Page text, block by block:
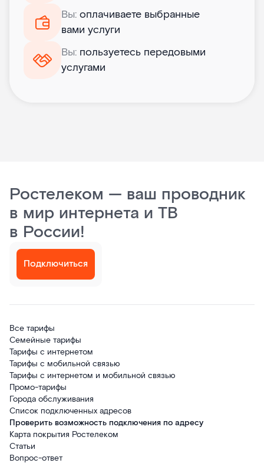
Вы: оплачиваете выбранные
вами услуги
Вы: пользуетесь передовыми
услугами
Ростелеком — ваш проводник
в мир интернета и ТВ
в России!
Подключиться
Все тарифы
Семейные тарифы
Тарифы с интернетом
Тарифы с мобильной связью
Тарифы с интернетом и мобильной связью
Промо-тарифы
Города обслуживания
Список подключенных адресов
Проверить возможность подключения по адресу
Карта покрытия Ростелеком
Статьи
Вопрос-ответ